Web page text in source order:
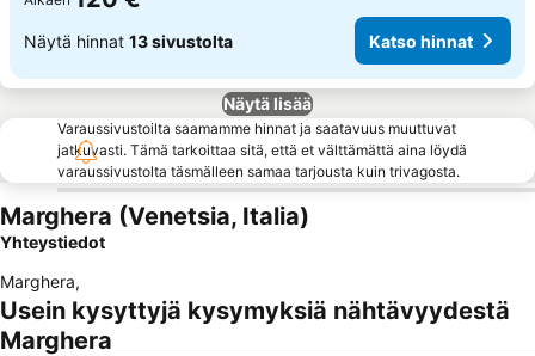
Näytä hinnat 13 sivustolta Katso hinnat
Näytä lisää
Varaussivustoilta saamamme hinnat ja saatavuus muuttuvat
jatkuvasti. Tämä tarkoittaa sitä, että et välttämättä aina löydä
varaussivustolta täsmälleen samaa tarjousta kuin trivagosta.
Marghera (Venetsia, Italia)
Yhteystiedot
Marghera,
Usein kysyttyjä kysymyksiä nähtävyydestä
Marghera